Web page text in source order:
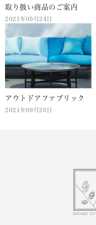
取り扱い商品のご案内
2021年09月24日
アウトドアファブリック
2021年09月26日